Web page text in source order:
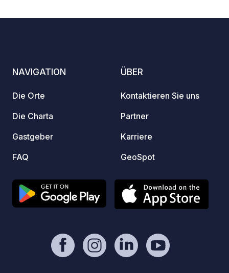
NAVIGATION
Die Orte
Die Charta
Gastgeber
FAQ
ÜBER
Kontaktieren Sie uns
Partner
Karriere
GeoSpot